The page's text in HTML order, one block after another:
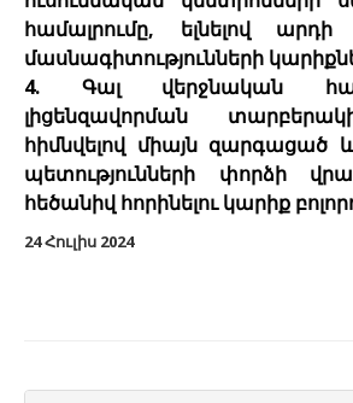
համալրումը, ելնելով
մասնագիտությունների
4. Գալ վերջնական
լիցենզավորման
հիմնվելով միայն զարգացած
պետությունների փորձի
հեծանիվ հորինելու կարիք
24Հուլիս 2024